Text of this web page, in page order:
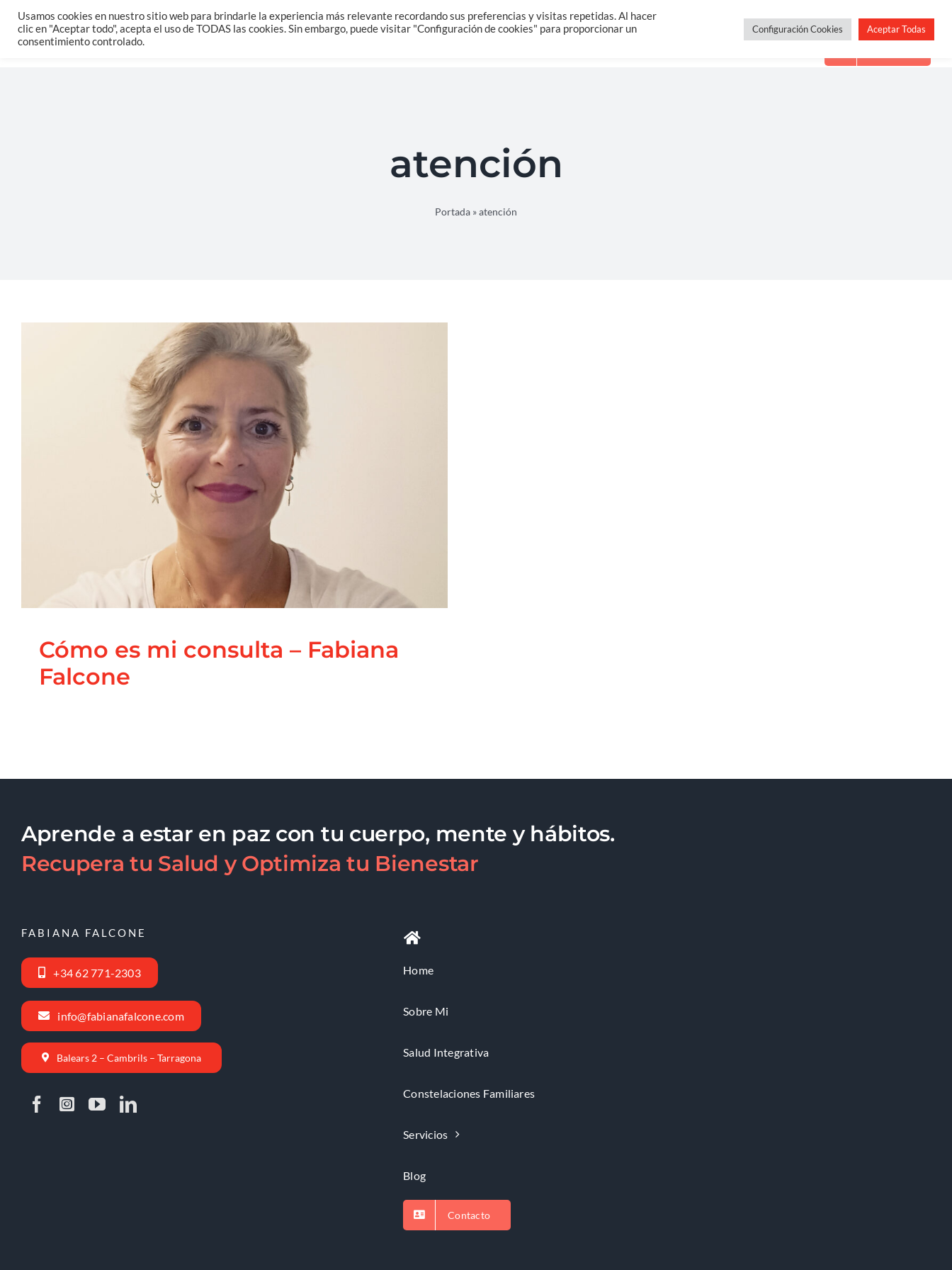
Saltar
Home Sobre Mi Salud Integrativa Constelaciones Familiares Servicios Blog
atención
Portada »atención
Cómo es mi consulta – Fabiana
Falcone
Blog Principal Salud Integrativa
Cómo es mi consulta – Fabiana
Falcone
Aprende a estar en paz con tu cuerpo, mente y hábitos.
Recupera tu Salud y Optimiza tu Bienestar
FABIANA FALCONE
+34 62 771-2303
info@fabianafalcone.com
Balears 2 – Cambrils – Tarragona
Home
Sobre Mi
Salud Integrativa
Constelaciones Familiares
Servicios
Blog
Contacto
Usamos cookies en nuestro sitio web para brindarle la experiencia más relevante recordando sus preferencias y visitas repetidas. Al hacer
clic en "Aceptar todo", acepta el uso de TODAS las cookies. Sin embargo, puede visitar "Configuración de cookies" para proporcionar un
consentimiento controlado.
Configuración Cookies Aceptar Todas